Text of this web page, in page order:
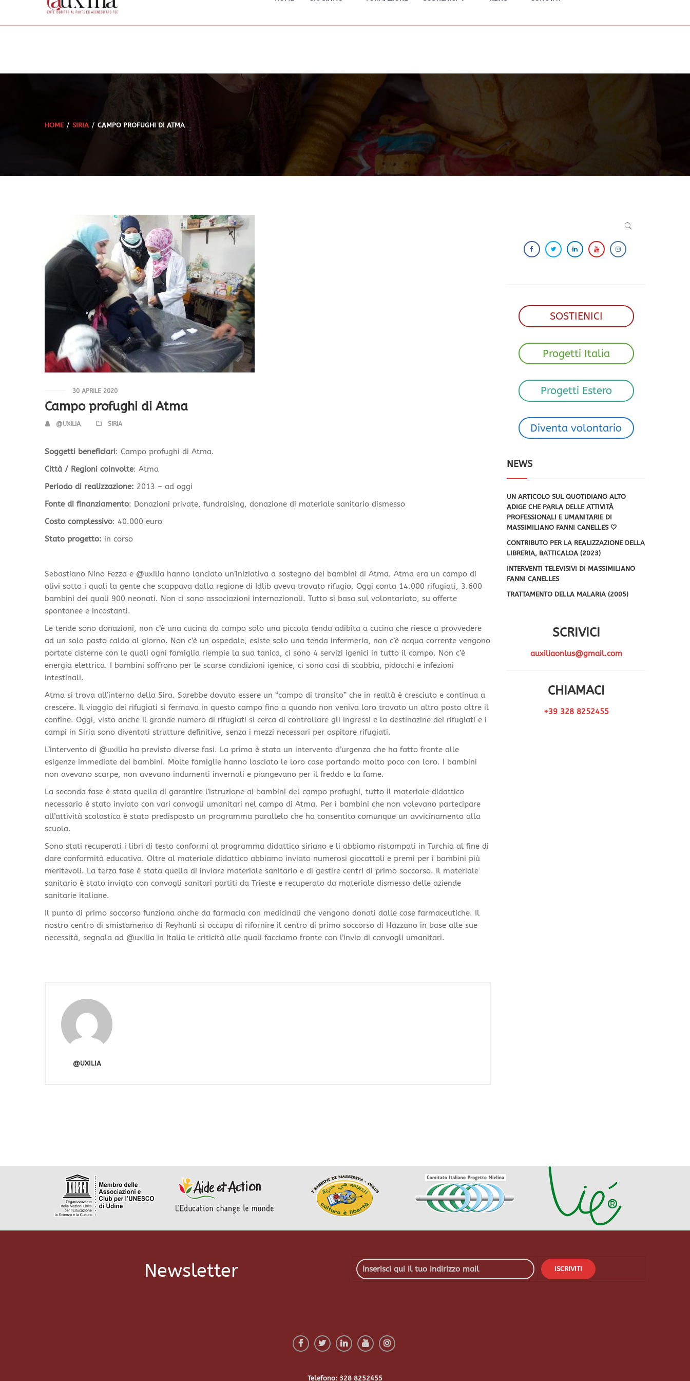
HOME SIRIA CAMPO PROFUGHI DI ATMA
30 APRILE 2020
Campo profughi di Atma
@UXILIA SIRIA
Soggetti beneficiari: Campo profughi di Atma.
Città / Regioni coinvolte: Atma
Periodo di realizzazione: 2013 – ad oggi
Fonte di finanziamento: Donazioni private, fundraising, donazione di materiale sanitario dismesso
Costo complessivo: 40.000 euro
Stato progetto: in corso
Sebastiano Nino Fezza e @uxilia hanno lanciato un’iniziativa a sostegno dei bambini di Atma. Atma era un campo di
olivi sotto i quali la gente che scappava dalla regione di Idlib aveva trovato rifugio. Oggi conta 14.000 rifugiati, 3.600
bambini dei quali 900 neonati. Non ci sono associazioni internazionali. Tutto si basa sul volontariato, su offerte
spontanee e incostanti.
Le tende sono donazioni, non c’è una cucina da campo solo una piccola tenda adibita a cucina che riesce a provvedere
ad un solo pasto caldo al giorno. Non c’è un ospedale, esiste solo una tenda infermeria, non c’è acqua corrente vengono
portate cisterne con le quali ogni famiglia riempie la sua tanica, ci sono 4 servizi igenici in tutto il campo. Non c’è
energia elettrica. I bambini soffrono per le scarse condizioni igenice, ci sono casi di scabbia, pidocchi e infezioni
intestinali.
Atma si trova all’interno della Sira. Sarebbe dovuto essere un “campo di transito” che in realtà è cresciuto e continua a
crescere. Il viaggio dei rifugiati si fermava in questo campo fino a quando non veniva loro trovato un altro posto oltre il
confine. Oggi, visto anche il grande numero di rifugiati si cerca di controllare gli ingressi e la destinazine dei rifugiati e i
campi in Siria sono diventati strutture definitive, senza i mezzi necessari per ospitare rifugiati.
L’intervento di @uxilia ha previsto diverse fasi. La prima è stata un intervento d’urgenza che ha fatto fronte alle
esigenze immediate dei bambini. Molte famiglie hanno lasciato le loro case portando molto poco con loro. I bambini
non avevano scarpe, non avevano indumenti invernali e piangevano per il freddo e la fame.
La seconda fase è stata quella di garantire l’istruzione ai bambini del campo profughi, tutto il materiale didattico
necessario è stato inviato con vari convogli umanitari nel campo di Atma. Per i bambini che non volevano partecipare
all’attività scolastica è stato predisposto un programma parallelo che ha consentito comunque un avvicinamento alla
scuola.
Sono stati recuperati i libri di testo conformi al programma didattico siriano e li abbiamo ristampati in Turchia al fine di
dare conformità educativa. Oltre al materiale didattico abbiamo inviato numerosi giocattoli e premi per i bambini più
meritevoli. La terza fase è stata quella di inviare materiale sanitario e di gestire centri di primo soccorso. Il materiale
sanitario è stato inviato con convogli sanitari partiti da Trieste e recuperato da materiale dismesso delle aziende
sanitarie italiane.
Il punto di primo soccorso funziona anche da farmacia con medicinali che vengono donati dalle case farmaceutiche. Il
nostro centro di smistamento di Reyhanli si occupa di rifornire il centro di primo soccorso di Hazzano in base alle sue
necessità, segnala ad @uxilia in Italia le criticità alle quali facciamo fronte con l’invio di convogli umanitari.
@UXILIA
SOSTIENICI
Progetti Italia
Progetti Estero
Diventa volontario
NEWS
UN ARTICOLO SUL QUOTIDIANO ALTO
ADIGE CHE PARLA DELLE ATTIVITÀ
PROFESSIONALI E UMANITARIE DI
MASSIMILIANO FANNI CANELLES 🤍
CONTRIBUTO PER LA REALIZZAZIONE DELLA
LIBRERIA, BATTICALOA (2023)
INTERVENTI TELEVISIVI DI MASSIMILIANO
FANNI CANELLES
TRATTAMENTO DELLA MALARIA (2005)
SCRIVICI
auxiliaonlus@gmail.com
CHIAMACI
+39 328 8252455
Newsletter
Telefono: 328 8252455